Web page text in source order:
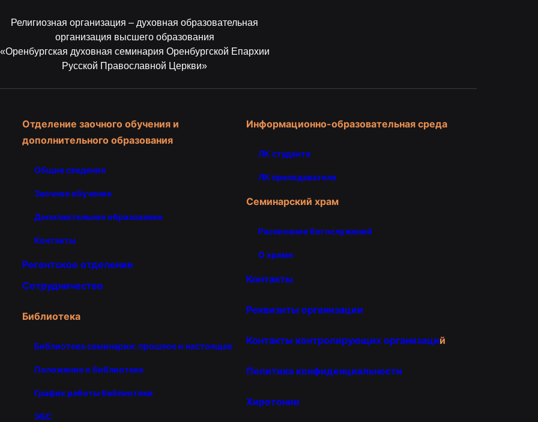
Религиозная организация – духовная образовательная
организация высшего образования
«Оренбургская духовная семинария Оренбургской Епархии
Русской Православной Церкви»
Отделение заочного обучения и
дополнительного образования
Общие сведения
Заочное обучение
Дополнительное образование
Контакты
Регентское отделение
Сотрудничество
Библиотека
Библиотека семинарии: прошлое и настоящее
Положение о библиотеке
График работы библиотеки
ЭБС
Информационно-образовательная среда
ЛК студента
ЛК преподавателя
Семинарский храм
Расписание богослужений
О храме
Контакты
Реквизиты организации
Контакты контролирующих организаций
Политика конфиденциальности
Хиротонии